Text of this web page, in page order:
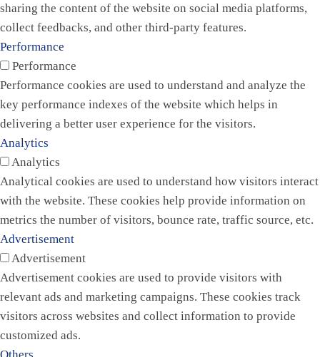
sharing the content of the website on social media platforms,
collect feedbacks, and other third-party features.
Performance
Performance
Performance cookies are used to understand and analyze the
key performance indexes of the website which helps in
delivering a better user experience for the visitors.
Analytics
Analytics
Analytical cookies are used to understand how visitors interact
with the website. These cookies help provide information on
metrics the number of visitors, bounce rate, traffic source, etc.
Advertisement
Advertisement
Advertisement cookies are used to provide visitors with
relevant ads and marketing campaigns. These cookies track
visitors across websites and collect information to provide
customized ads.